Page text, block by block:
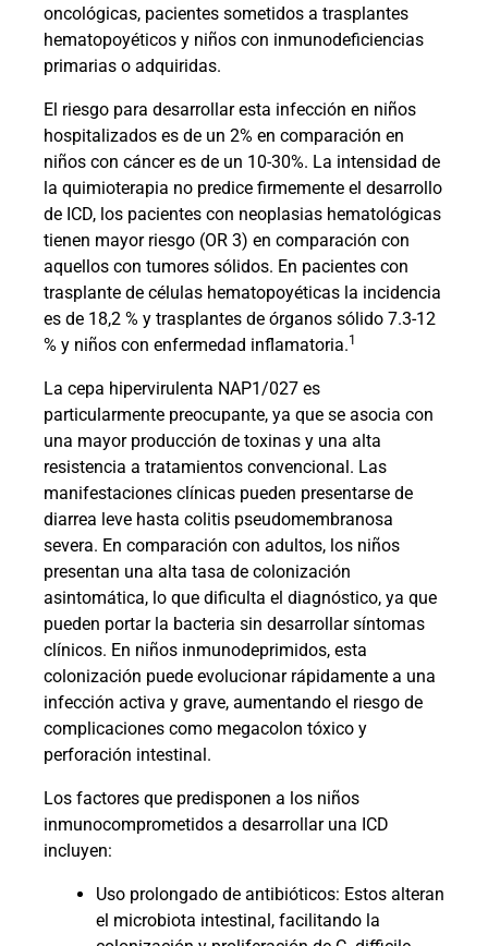
oncológicas, pacientes sometidos a trasplantes
hematopoyéticos y niños con inmunodeficiencias
primarias o adquiridas.
El riesgo para desarrollar esta infección en niños
hospitalizados es de un 2% en comparación en
niños con cáncer es de un 10-30%. La intensidad de
la quimioterapia no predice firmemente el desarrollo
de ICD, los pacientes con neoplasias hematológicas
tienen mayor riesgo (OR 3) en comparación con
aquellos con tumores sólidos. En pacientes con
trasplante de células hematopoyéticas la incidencia
es de 18,2 % y trasplantes de órganos sólido 7.3-12
% y niños con enfermedad inflamatoria.1
La cepa hipervirulenta NAP1/027 es
particularmente preocupante, ya que se asocia con
una mayor producción de toxinas y una alta
resistencia a tratamientos convencional. Las
manifestaciones clínicas pueden presentarse de
diarrea leve hasta colitis pseudomembranosa
severa. En comparación con adultos, los niños
presentan una alta tasa de colonización
asintomática, lo que dificulta el diagnóstico, ya que
pueden portar la bacteria sin desarrollar síntomas
clínicos. En niños inmunodeprimidos, esta
colonización puede evolucionar rápidamente a una
infección activa y grave, aumentando el riesgo de
complicaciones como megacolon tóxico y
perforación intestinal.
Los factores que predisponen a los niños
inmunocomprometidos a desarrollar una ICD
incluyen:
Uso prolongado de antibióticos: Estos alteran
el microbiota intestinal, facilitando la